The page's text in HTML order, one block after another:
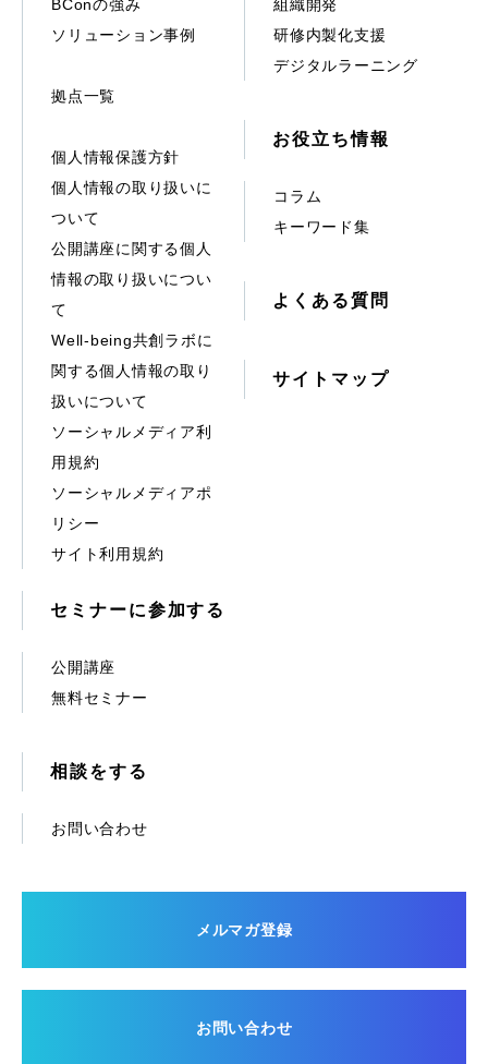
BConの強み
ソリューション事例
拠点一覧
個人情報保護方針
個人情報の取り扱いに
ついて
公開講座に関する個人
情報の取り扱いについ
て
Well-being共創ラボに
関する個人情報の取り
扱いについて
ソーシャルメディア利
用規約
ソーシャルメディアポ
リシー
サイト利用規約
組織開発
研修内製化支援
デジタルラーニング
お役立ち情報
コラム
キーワード集
よくある質問
サイトマップ
セミナーに参加する
公開講座
無料セミナー
相談をする
お問い合わせ
メルマガ登録
お問い合わせ